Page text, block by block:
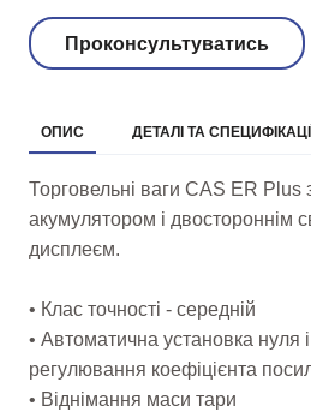
Проконсультуватись
ОПИС ДЕТАЛІ ТА СПЕЦИФІКАЦІЇ
Торговельні ваги CAS ER Plus
акумулятором і двостороннім
дисплеєм.
• Клас точності - середній
• Автоматична установка нуля
регулювання коефіцієнта
• Віднімання маси тари